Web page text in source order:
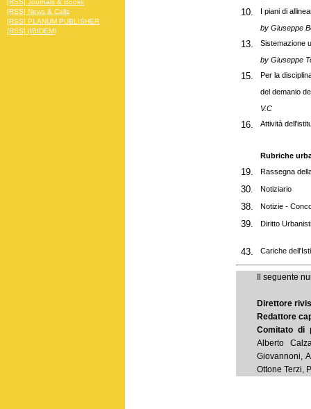
10.
I piani di
by Giuseppe
13.
Sistemazione
by Giuseppe
15.
Per la
del demanio
V.C
16. Attività
Rubriche
19. Rassegna
30. Notiziario
38. Notizie -
39. Diritto
43. Cariche
Il seguente
Direttore
Redattore
Comitato di
Alberto
Giovannoni,
Ottone Terzi,
[RSS] Journals & Books
[RSS] News & Calls
[RSS] PLANUM PUBLISHER
[RSS] (IBIDEM)